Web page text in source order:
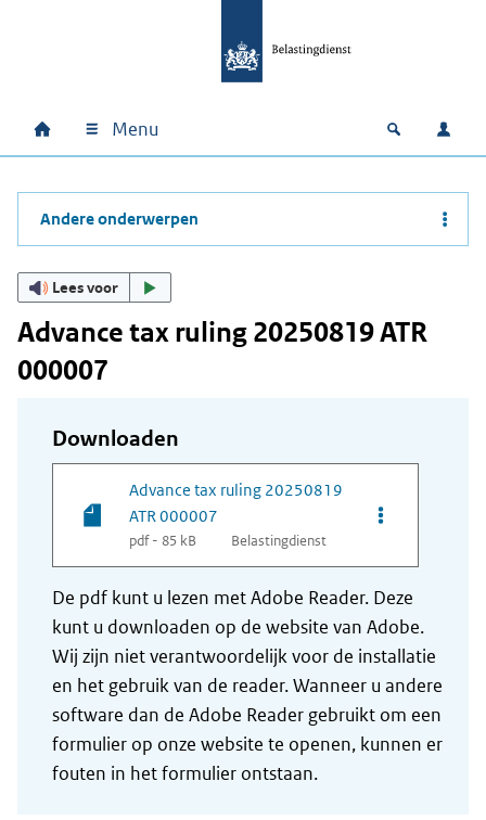
Hoofdnavigatie
Home Menu Open
Andere onderwerpen
Lees voor
Advance tax ruling 20250819 ATR
000007
Downloaden
Advance tax ruling 20250819
ATR 000007
pdf - 85 kB Belastingdienst
Opties van
De pdf kunt u lezen met Adobe Reader. Deze
kunt u downloaden op de website van Adobe.
Wij zijn niet verantwoordelijk voor de installatie
en het gebruik van de reader. Wanneer u andere
software dan de Adobe Reader gebruikt om een
formulier op onze website te openen, kunnen er
fouten in het formulier ontstaan.